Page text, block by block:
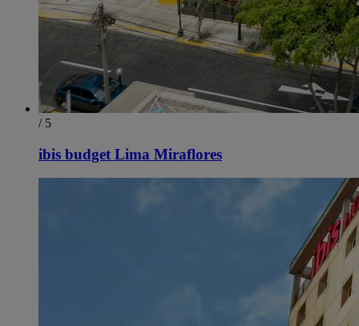
/ 5
ibis budget Lima Miraflores